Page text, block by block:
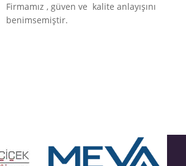
Firmamız , güven ve kalite anlayışını
benimsemiştir.